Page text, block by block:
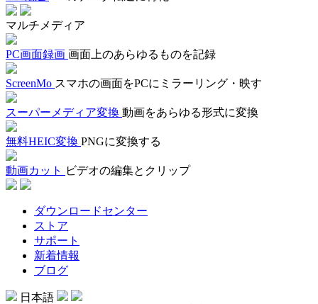
マルチメディア
PC画面録画 画面上のあらゆるものを記録
ScreenMo スマホの画面をPCにミラーリング・映す
スーパーメディア変換 動画をあらゆる形式に変換
無料HEIC変換 PNGに変換する
動画カット ビデオの編集とクリップ
ダウンロードセンター
ストア
サポート
新着情報
ブログ
日本語